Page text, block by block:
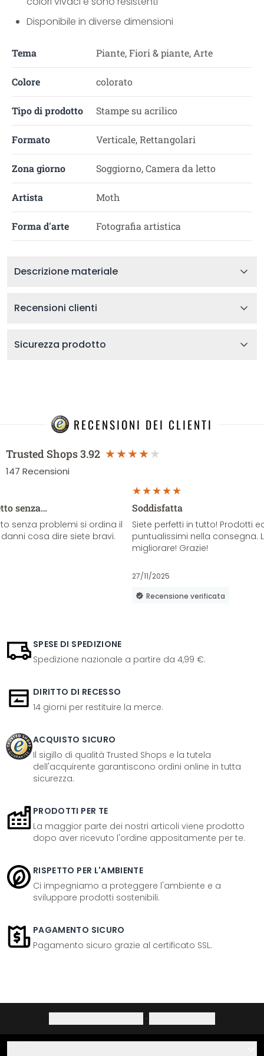
Disponibile in diverse dimensioni
Tema Piante, Fiori & piante, Arte
Colore colorato
Tipo di prodotto Stampe su acrilico
Formato Verticale, Rettangolari
Zona giorno Soggiorno, Camera da letto
Artista Moth
Forma d'arte Fotografia artistica
Descrizione materiale
Recensioni clienti
Sicurezza prodotto
RECENSIONI DEI CLIENTI
Trusted Shops3.92
147 Recensioni
senza…
senza problemi si ordina il
cosa dire siete bravi.
Soddisfatta
Siete perfetti in tutto! Prodotti
puntualissimi nella consegna.
migliorare! Grazie!
27/11/2025
Recensione verificata
SPESE DI SPEDIZIONE
Spedizione nazionale a partire da 4,99 €.
DIRITTO DI RECESSO
14 giorni per restituire la merce.
ACQUISTO SICURO
Il sigillo di qualità Trusted Shops e la tutela
dell'acquirente garantiscono ordini online in tutta
sicurezza.
PRODOTTI PER TE
La maggior parte dei nostri articoli viene prodotto
dopo aver ricevuto l'ordine appositamente per te.
RISPETTO PER L'AMBIENTE
Ci impegniamo a proteggere l'ambiente e a
sviluppare prodotti sostenibili.
PAGAMENTO SICURO
Pagamento sicuro grazie al certificato SSL.
·